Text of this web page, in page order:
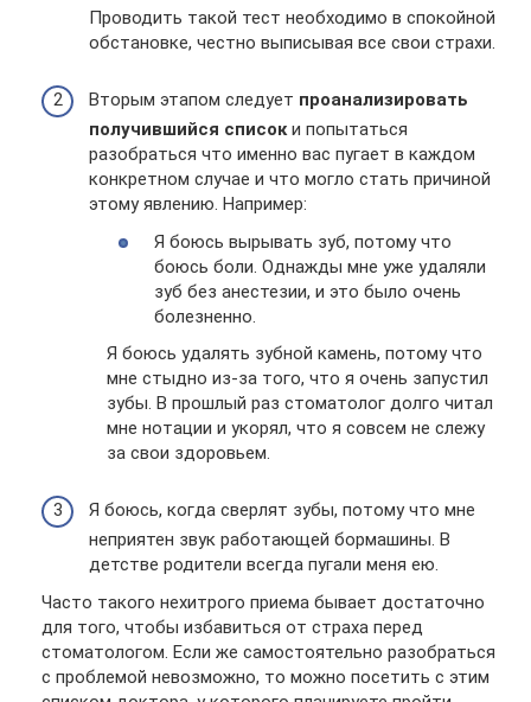
Проводить такой тест необходимо в спокойной
обстановке, честно выписывая все свои страхи.
Вторым этапом следует проанализировать
получившийся списоки попытаться
разобраться что именно вас пугает в каждом
конкретном случае и что могло стать причиной
этому явлению. Например:
Я боюсь вырывать зуб, потому что
боюсь боли. Однажды мне уже удаляли
зуб без анестезии, и это было очень
болезненно.
Я боюсь удалять зубной камень, потому что
мне стыдно из-за того, что я очень запустил
зубы. В прошлый раз стоматолог долго читал
мне нотации и укорял, что я совсем не слежу
за свои здоровьем.
Я боюсь, когда сверлят зубы, потому что мне
неприятен звук работающей бормашины. В
детстве родители всегда пугали меня ею.
Часто такого нехитрого приема бывает достаточно
для того, чтобы избавиться от страха перед
стоматологом. Если же самостоятельно разобраться
с проблемой невозможно, то можно посетить с этим